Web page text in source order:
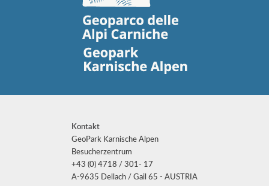
Kontakt
GeoPark Karnische Alpen
Besucherzentrum
+43 (0) 4718 / 301- 17
A-9635 Dellach / Gail 65 - AUSTRIA